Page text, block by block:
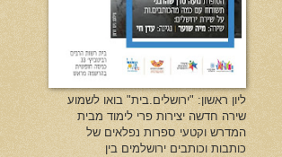
ליון ראשון: "ירושלים.בית" בואו לשמוע
שירה חדשה יצירות פרי לימוד מבית
המדרש וקטעי ספרות נפלאים של
כותבות וכותבים ירושלמים בין